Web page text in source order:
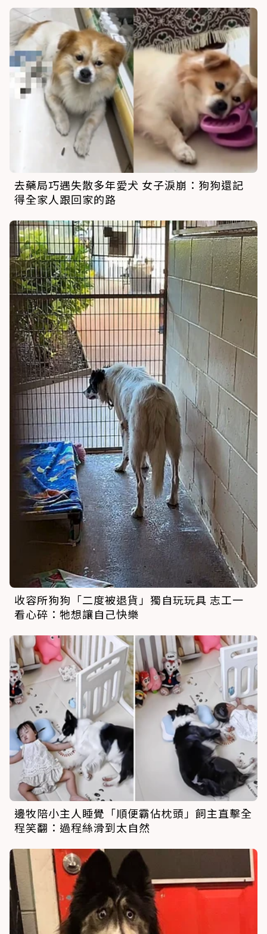
去藥局巧遇失散多年愛犬 女子淚崩：狗狗還記
得全家人跟回家的路
收容所狗狗「二度被退貨」獨自玩玩具 志工一
看心碎：牠想讓自己快樂
邊牧陪小主人睡覺「順便霸佔枕頭」飼主直擊全
程笑翻：過程絲滑到太自然